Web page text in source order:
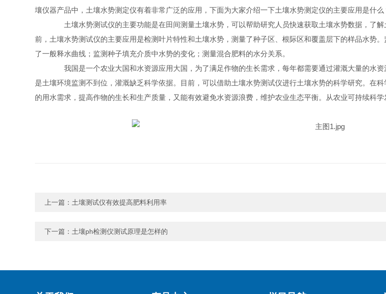
壤仪器产品中，土壤水势测定仪有着非常广泛的应用，下面为大家介绍一下土壤水势测定仪的主要应用是什么
土壤水势测试仪的主要功能是在田间测量土壤水势，可以帮助研究人员快速获取土壤水势数据，了解
前，土壤水势测试仪的主要应用是检测叶片特性和土壤水势，测量了种子区、根际区和覆盖层下的样品水势
了一般释水曲线；监测种子填充介质中水势的变化；测量混合肥料的水分关系。
我国是一个农业大国和水资源应用大国，为了满足作物的生长需求，每年都需要通过灌溉大量的水
是土壤环境监测不到位，灌溉缺乏科学依据。目前，可以借助土壤水势测试仪进行土壤水势的科学研究。在
的用水需求，提高作物的生长和生产质量，又能有效避免水资源浪费，维护农业生态平衡。从农业可持续科
上一篇： 土壤测试仪有效提高肥料利用率
下一篇： 土壤ph检测仪测试原理是怎样的